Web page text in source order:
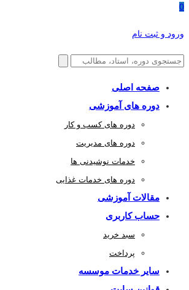
0
ورود و ثبت نام
صفحه اصلی
دوره های آموزشی
دوره های کسب و کار
دوره های مدیریت
خدمات نوشیدنی ها
دوره های خدمات غذایی
مقالات آموزشی
حساب کاربری
سبد خرید
پرداخت
سایر خدمات موسسه